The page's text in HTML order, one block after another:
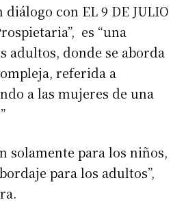
diálogo con EL 9 DE JULIO
es “una
adultos, donde se aborda
referida a
a las mujeres de una
solamente para los niños,
para los adultos”,